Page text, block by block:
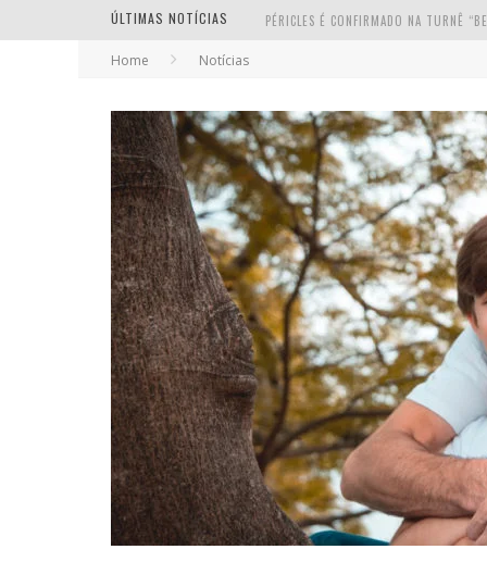
ÚLTIMAS NOTÍCIAS
YAN TRAZ A TURNÊ NACIONAL DO
Home Notícias